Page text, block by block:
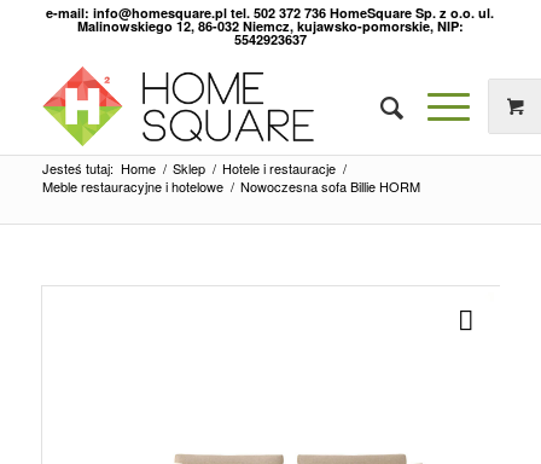
e-mail: info@homesquare.pl tel. 502 372 736 HomeSquare Sp. z o.o. ul.
Malinowskiego 12, 86-032 Niemcz, kujawsko-pomorskie, NIP:
5542923637
Jesteś tutaj: Home / Sklep / Hotele i restauracje /
Meble restauracyjne i hotelowe / Nowoczesna sofa Billie HORM